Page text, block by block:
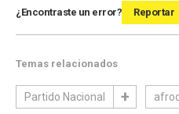
¿Encontraste un error? Reportar
Temas relacionados
Partido Nacional